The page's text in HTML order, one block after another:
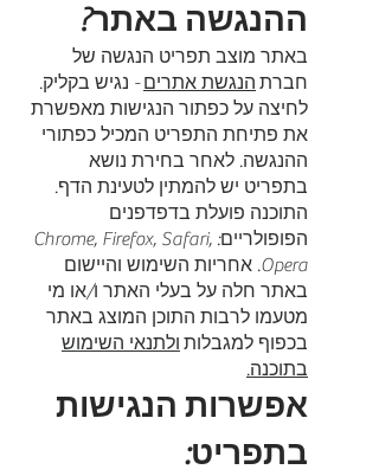
ההנגשה באתר?
באתר מוצב תפריט הנגשה של
חברת הנגשת אתרים- נגיש בקליק.
לחיצה על כפתור הנגישות מאפשרת
את פתיחת התפריט המכיל כפתורי
ההנגשה. לאחר בחירת נושא
בתפריט יש להמתין לטעינת הדף.
התוכנה פועלת בדפדפנים
הפופולריים: Chrome, Firefox, Safari,
Opera. אחריות השימוש והיישום
באתר חלה על בעלי האתר ו/או מי
מטעמו לרבות התוכן המוצג באתר
בכפוף למגבלות ולתנאי השימוש
בתוכנה.
אפשרות הנגישות
בתפריט: